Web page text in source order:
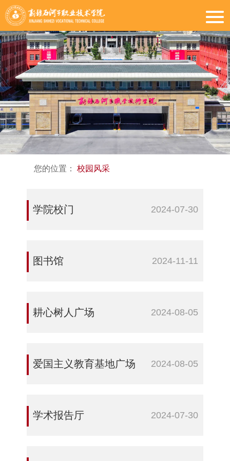
您的位置： 校园风采
学院校门 2024-07-30
图书馆 2024-11-11
耕心树人广场 2024-08-05
爱国主义教育基地广场 2024-08-05
学术报告厅 2024-07-30